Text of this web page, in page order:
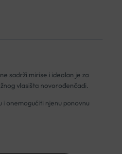
sadrži mirise i idealan je za
vlasišta novorođenčadi.
i onemogućiti njenu ponovnu